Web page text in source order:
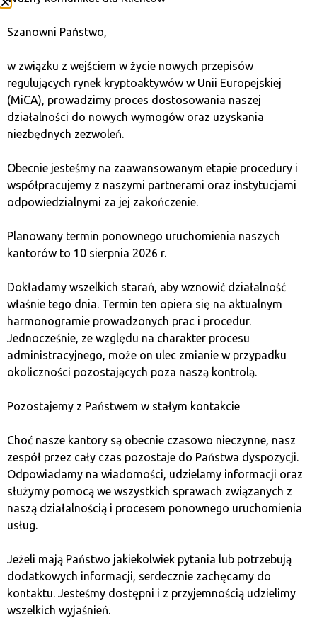
У мережі обмінних пунктів Bitcoin
Quarkви зможете швидко, без
анонімно обміняти криптовалюту на
злоті на всій території Польщі.
Простий обмін
У мережі Quark вам не потрібно
Щоб здійснити купівлю або продажу
криптовалют, достатньо звернутися
до одного з наших пунктів обміну
Bitcoin, що розташовані в багатьох
містах Польщі. Ми гарантуємо швидкий
Анонімність
Szanowni Państwo,
w związku z wejściem w życie nowych przepisów
regulujących rynek kryptoaktywów w Unii Europejskiej
(MiCA), prowadzimy proces dostosowania naszej
działalności do nowych wymogów oraz uzyskania
niezbędnych zezwoleń.
Obecnie jesteśmy na zaawansowanym etapie procedury i
współpracujemy z naszymi partnerami oraz instytucjami
odpowiedzialnymi za jej zakończenie.
Planowany termin ponownego uruchomienia naszych
kantorów to 10 sierpnia 2026 r.
Dokładamy wszelkich starań, aby wznowić działalność
właśnie tego dnia. Termin ten opiera się na aktualnym
harmonogramie prowadzonych prac i procedur.
Jednocześnie, ze względu na charakter procesu
administracyjnego, może on ulec zmianie w przypadku
okoliczności pozostających poza naszą kontrolą.
Pozostajemy z Państwem w stałym kontakcie
Choć nasze kantory są obecnie czasowo nieczynne, nasz
zespół przez cały czas pozostaje do Państwa dyspozycji.
Odpowiadamy na wiadomości, udzielamy informacji oraz
służymy pomocą we wszystkich sprawach związanych z
naszą działalnością i procesem ponownego uruchomienia
usług.
Jeżeli mają Państwo jakiekolwiek pytania lub potrzebują
dodatkowych informacji, serdecznie zachęcamy do
kontaktu. Jesteśmy dostępni i z przyjemnością udzielimy
wszelkich wyjaśnień.